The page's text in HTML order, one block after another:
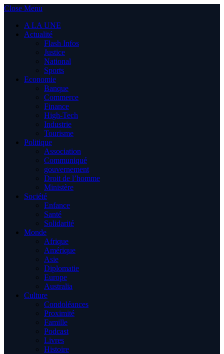
Close Menu
A LA UNE
Actualité
Flash Infos
Justice
National
Sports
Economie
Banque
Commerce
Finance
High-Tech
Industrie
Tourisme
Politique
Association
Communiqué
gouvernement
Droit de l’homme
Ministère
Société
Enfance
Santé
Solidarité
Monde
Afrique
Amérique
Asie
Diplomatie
Europe
Australia
Culture
Condoléances
Proximité
Famille
Podcast
Livres
Histoire